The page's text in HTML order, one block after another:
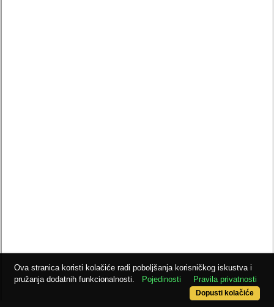
Ova stranica koristi kolačiće radi poboljšanja korisničkog iskustva i
pružanja dodatnih funkcionalnosti.
Pojedinosti Pravila privatnosti
Dopusti kolačiće